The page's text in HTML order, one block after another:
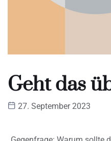
Geht das
27. September 2023